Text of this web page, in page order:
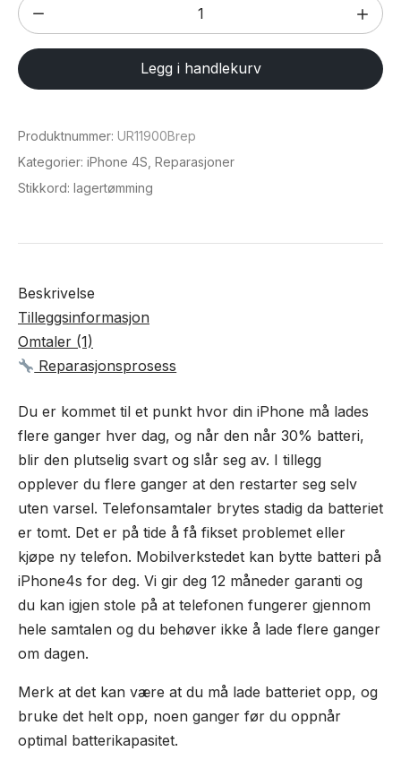
Bytte
batteri,
iPhone
4S
Legg i handlekurv
Produktnummer: UR11900Brep
Kategorier: iPhone 4S Reparasjoner
Stikkord: lagertømming
Beskrivelse
Tilleggsinformasjon
Omtaler (1)
Reparasjonsprosess
Du er kommet til et punkt hvor din iPhone må lades
flere ganger hver dag, og når den når 30% batteri,
blir den plutselig svart og slår seg av. I tillegg
opplever du flere ganger at den restarter seg selv
uten varsel. Telefonsamtaler brytes stadig da batteriet
er tomt. Det er på tide å få fikset problemet eller
kjøpe ny telefon. Mobilverkstedet kan bytte batteri på
iPhone4s for deg. Vi gir deg 12 måneder garanti og
du kan igjen stole på at telefonen fungerer gjennom
hele samtalen og du behøver ikke å lade flere ganger
om dagen.
Merk at det kan være at du må lade batteriet opp, og
bruke det helt opp, noen ganger før du oppnår
optimal batterikapasitet.